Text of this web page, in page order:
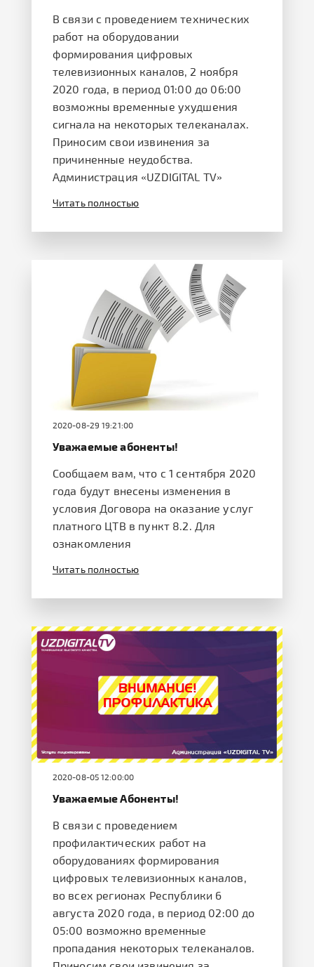
В связи с проведением технических
работ на оборудовании
формирования цифровых
телевизионных каналов, 2 ноября
2020 года, в период 01:00 до 06:00
возможны временные ухудшения
сигнала на некоторых телеканалах.
Приносим свои извинения за
причиненные неудобства.
Администрация «UZDIGITAL TV»
Читать полностью
2020-08-29 19:21:00
Уважаемые абоненты!
Сообщаем вам, что с 1 сентября 2020
года будут внесены изменения в
условия Договора на оказание услуг
платного ЦТВ в пункт 8.2. Для
ознакомления
Читать полностью
2020-08-05 12:00:00
Уважаемые Абоненты!
В связи с проведением
профилактических работ на
оборудованиях формирования
цифровых телевизионных каналов,
во всех регионах Республики 6
августа 2020 года, в период 02:00 до
05:00 возможно временные
пропадания некоторых телеканалов.